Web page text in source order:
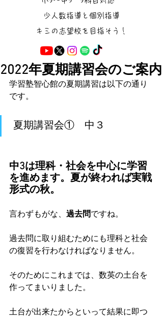
少人数指導と個別指導
キミの志望校を目指そう！
2022年夏期講習会のご案内
学習塾智心館の夏期講習は以下の通り
です。
夏期講習会①　中３
中3は理科・社会を中心に学習
を進めます。夏が終われば実戦
形式の秋。
言わずもがな、 過去問ですね。
過去問に取り組むためにも理科と社会
の復習を行わなければなりません。
そのためにこれまでは、数英の土台を
作ってまいりました。
土台が出来たからといって結果に即つ